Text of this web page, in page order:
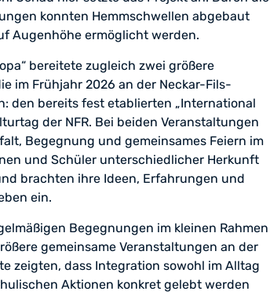
konnten Hemmschwellen abgebaut
Augenhöhe ermöglicht werden.
bereitete zugleich zwei größere
im Frühjahr 2026 an der Neckar-Fils-
den bereits fest etablierten „International
der NFR. Bei beiden Veranstaltungen
Begegnung und gemeinsames Feiern im
und Schüler unterschiedlicher Herkunft
brachten ihre Ideen, Erfahrungen und
ein.
Begegnungen im kleinen Rahmen
gemeinsame Veranstaltungen an der
zeigten, dass Integration sowohl im Alltag
Aktionen konkret gelebt werden